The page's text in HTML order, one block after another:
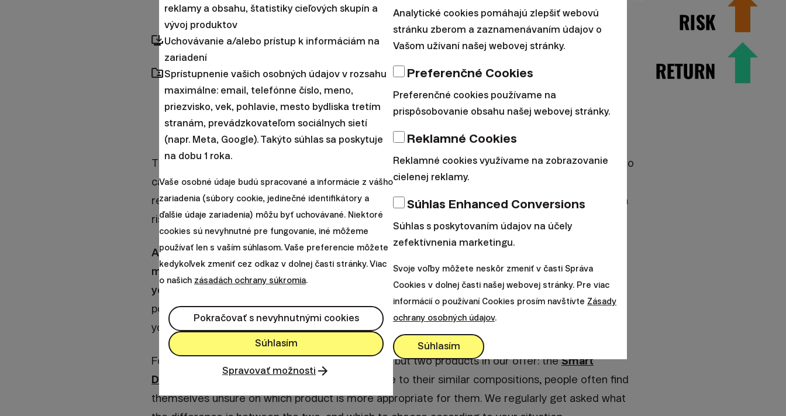
Therefore, conservative strategies are more appropriate for careful and defensive investors who
cannot afford the risk of greater fluctuations of the portfolio’s value. There might be many
reasons for this preference; they may need their savings within a short timespan or too high of a
risk would simply prevent them from resting peacefully at night.
At the beginning, I want to state clearly that there is no need to avoid the risk of the financial
markets, especially with your long-term savings (those you won’t need sooner than in 5-10
years).
This is exactly the type of investing where you’re able to wait for recoveries from
potential market drops. In that case, stripping yourself of higher returns may unnecessarily cost
you large sums of money.However, with short-term investing, you should be more cautious.
For the most cautious investors, there’s not one, but two products in our offer: theSmart
Deposit
and the Intelligent Wallet . However, due to their similar compositions, people often find
themselves unsure on which product is more appropriate for them. We regularly get asked what
reklamy a obsahu, štatistiky cieľových skupín a
vývoj produktov
browser_updatedUchovávanie a/alebo prístup k informáciám na
zariadení
folder_sharedSprístupnenie vašich osobných údajov v rozsahu
maximálne: email, telefónne číslo, meno,
priezvisko, vek, pohlavie, mesto bydliska tretím
stranám, prevádzkovateľom sociálnych sietí
(napr. Meta, Google). Takýto súhlas sa poskytuje
na dobu 1 roka.
Vaše osobné údaje budú spracované a informácie z vášho
zariadenia (súbory cookie, jedinečné identifikátory a
ďalšie údaje zariadenia) môžu byť uchovávané. Niektoré
cookies sú nevyhnutné pre fungovanie, iné môžeme
používať len s vaším súhlasom. Vaše preferencie môžete
kedykoľvek zmeniť cez odkaz v dolnej časti stránky. Viac
o našich zásadách ochrany súkromia.
Pokračovať s nevyhnutnými cookies
Súhlasím
Spravovať možnosti
Analytické cookies pomáhajú zlepšiť webovú
stránku zberom a zaznamenávaním údajov o
Vašom užívaní našej webovej stránky.
Preferenčné Cookies
Preferenčné cookies používame na
prispôsobovanie obsahu našej webovej stránky.
Reklamné Cookies
Reklamné cookies využívame na zobrazovanie
cielenej reklamy.
Súhlas Enhanced Conversions
Súhlas s poskytovaním údajov na účely
zefektívnenia marketingu.
Svoje voľby môžete neskôr zmeniť v časti Správa
Cookies v dolnej časti našej webovej stránky. Pre viac
informácií o používaní Cookies prosím navštívte Zásady
ochrany osobných údajov.
Súhlasím